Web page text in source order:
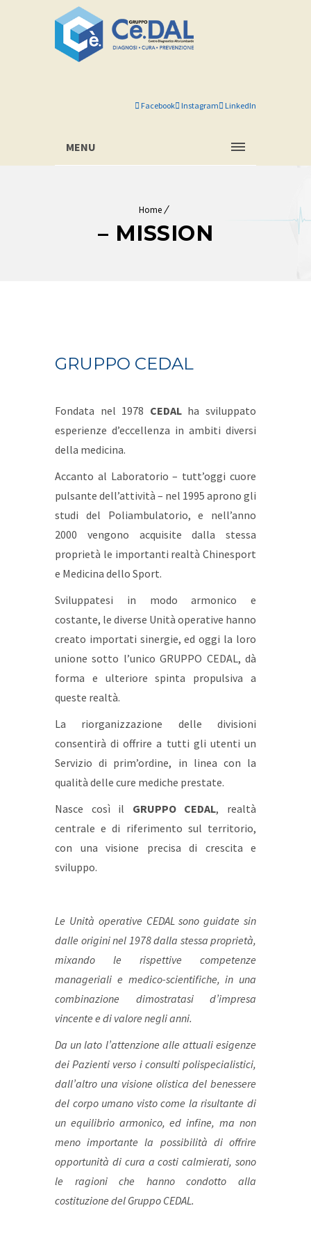
Facebook Instagram LinkedIn
MENU
Home
– MISSION
GRUPPO CEDAL
Fondata nel 1978 CEDALha sviluppato
esperienze d’eccellenza in ambiti diversi
della medicina.
Accanto al Laboratorio– tutt’oggi cuore
pulsante dell’attività – nel 1995 aprono gli
studi del Poliambulatorio, e nell’anno
2000 vengono acquisite dalla stessa
proprietà le importanti realtà Chinesport
e Medicina dello Sport.
Sviluppatesi in modo armonico e
costante, le diverse Unità operative hanno
creato importati sinergie, ed oggi la loro
unione sotto l’unico GRUPPO CEDAL, dà
forma e ulteriore spinta propulsiva a
queste realtà.
La riorganizzazione delle divisioni
consentirà di offrire a tutti gli utenti un
Servizio di prim’ordine, in linea con la
qualità delle cure mediche prestate.
Nasce così il GRUPPO CEDAL, realtà
centrale e di riferimento sul territorio,
con una visione precisa di crescita e
sviluppo.
Le Unità operative CEDAL sono guidate sin
dalle origini nel 1978 dalla stessa proprietà,
mixando le rispettive competenze
manageriali e medico-scientifiche, in una
combinazione dimostratasi d’impresa
vincente e di valore negli anni.
Da un lato l’attenzione alle attuali esigenze
dei Pazienti verso i consulti polispecialistici,
dall’altro una visione olistica del benessere
del corpo umano visto come la risultante di
un equilibrio armonico, ed infine, ma non
meno importante la possibilità di offrire
opportunità di cura a costi calmierati, sono
le ragioni che hanno condotto alla
costituzione del Gruppo CEDAL.